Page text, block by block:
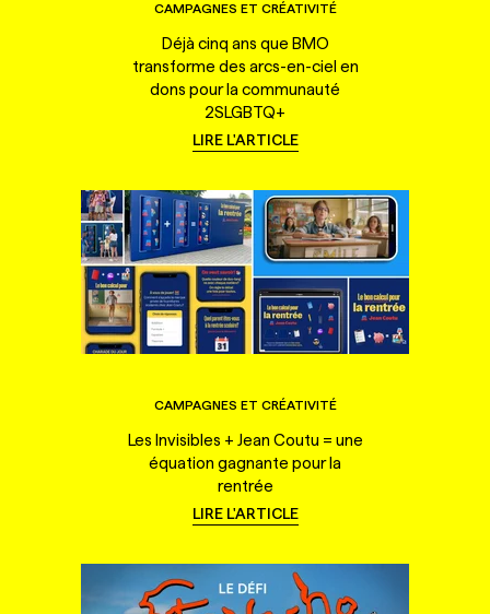
CAMPAGNES ET CRÉATIVITÉ
Déjà cinq ans que BMO
transforme des arcs-en-ciel en
dons pour la communauté
2SLGBTQ+
LIRE L'ARTICLE
CAMPAGNES ET CRÉATIVITÉ
Les Invisibles + Jean Coutu = une
équation gagnante pour la
rentrée
LIRE L'ARTICLE